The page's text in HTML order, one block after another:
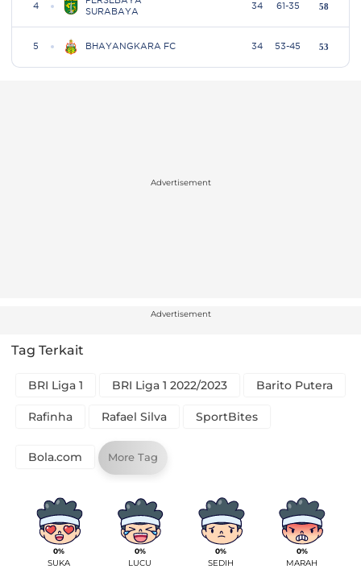
Advertisement
Advertisement
Tag Terkait
BRI Liga 1 BRI Liga 1 2022/2023 Barito Putera
Rafinha Rafael Silva SportBites
Bola.com More Tag
0%
SUKA
0%
LUCU
0%
SEDIH
0%
MARAH